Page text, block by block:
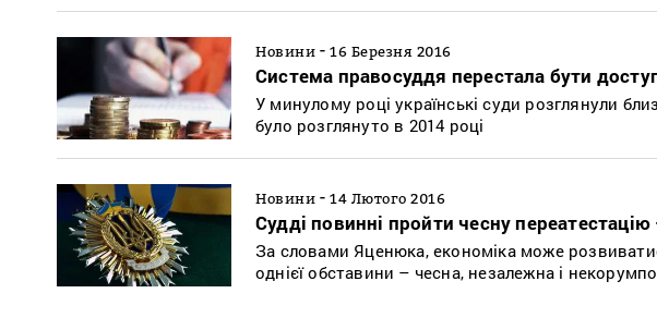
Новини - 16 Березня 2016
Система правосуддя перестала бути
У минулому році українські суди розглянули
було розглянуто в 2014 році
Новини - 14 Лютого 2016
Судді повинні пройти чесну
За словами Яценюка, економіка може
однієї обставини – чесна, незалежна і